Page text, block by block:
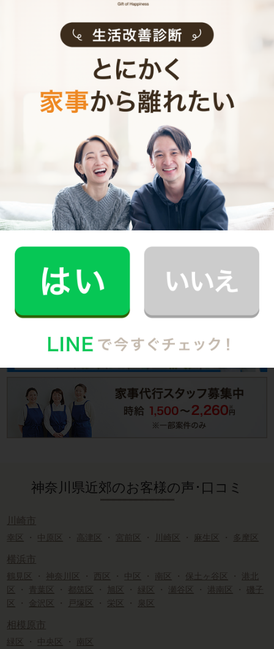
利用頻度
スポット
提供エリア 神奈川県横浜市瀬谷区
ご利用日 2016年5月9日(月)
利用時間 3.0時間
ご感想
味で、家にある野菜を上手に使って料理していただきまし
た。また宜しくお願いします。
瀬谷区の家事代行サービス詳細
初めてご利用の方は
すでに会員の方は、 ログイン
神奈川県近郊のお客様の声･口コミ
川崎市
幸区 ・ 中原区 ・ 高津区 ・ 宮前区 ・ 川崎区 ・ 麻生区 ・ 多摩区
横浜市
鶴見区 ・ 神奈川区 ・ 西区 ・ 中区 ・ 南区 ・ 保土ヶ谷区 ・ 港北
区
・ 青葉区 ・ 都筑区 ・ 旭区 ・ 緑区 ・ 瀬谷区 ・ 港南区 ・ 磯子
区
・ 金沢区 ・ 戸塚区 ・ 栄区 ・ 泉区
相模原市
緑区 ・ 中央区 ・ 南区